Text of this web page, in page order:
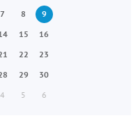
7 8
9
15
16
22
23
29
30
4 5 6